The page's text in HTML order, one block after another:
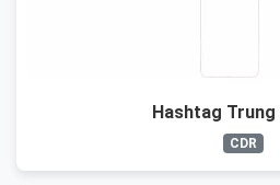
Hashtag Trung
CDR